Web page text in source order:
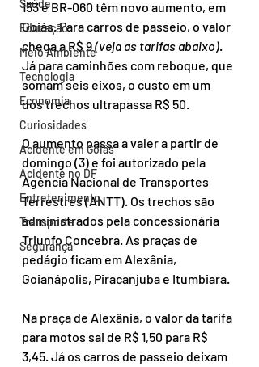
Saúde
Educação
Meio Ambiente
Tecnologia
Economia
Curiosidades
Acidente em Goiás
Acidente no DF
Entretenimento
Transporte
Segurança
153 e BR-060 têm novo aumento, em
Goiás. Para carros de passeio, o valor
chega a R$ 9 (veja as tarifas abaixo).
Já para caminhões com reboque, que
somam seis eixos, o custo em um
dos trechos ultrapassa R$ 50.
O aumento passa a valer a partir de
domingo (3) e foi autorizado pela
Agência Nacional de Transportes
Terrestres (ANTT). Os trechos são
administrados pela concessionária
Triunfo Concebra. As praças de
pedágio ficam em Alexânia,
Goianápolis, Piracanjuba e Itumbiara.
Na praça de Alexânia, o valor da tarifa
para motos sai de R$ 1,50 para R$
3,45. Já os carros de passeio deixam